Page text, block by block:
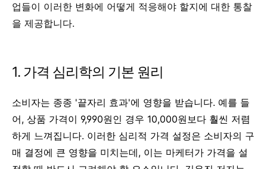
업들이 이러한 변화에 어떻게 적응해야 할지에 대한 통찰
을 제공합니다.
1. 가격 심리학의 기본 원리
소비자는 종종 '끝자리 효과'에 영향을 받습니다. 예를 들
어, 상품 가격이 9,990원인 경우 10,000원보다 훨씬 저렴
하게 느껴집니다. 이러한 심리적 가격 설정은 소비자의 구
매 결정에 큰 영향을 미치는데, 이는 마케터가 가격을 설